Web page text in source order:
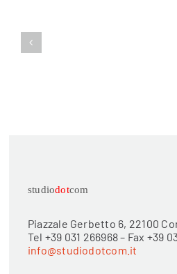
studiodotcom
Piazzale Gerbetto 6, 22100
Tel +39 031 266968 – Fax +39
info@studiodotcom.it